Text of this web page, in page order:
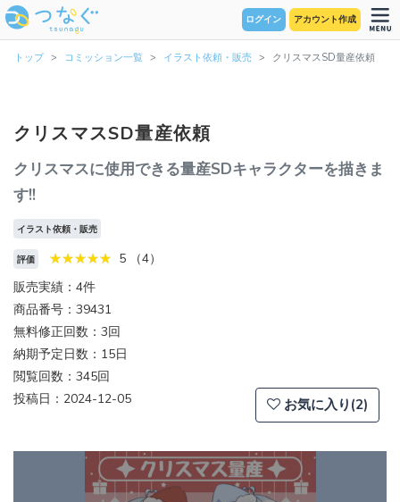
ログイン アカウント作成
トップ コミッション一覧 イラスト依頼・販売 クリスマスSD量産依頼
クリスマスSD量産依頼
クリスマスに使用できる量産SDキャラクターを描きま
す!!
イラスト依頼・販売
評価
5 （4）
販売実績：4件
商品番号：39431
無料修正回数：3回
納期予定日数：15日
閲覧回数：345回
投稿日：2024-12-05
お気に入り(2)